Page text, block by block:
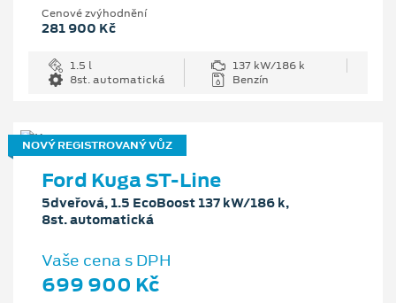
Cenové zvýhodnění
281 900 Kč
1.5 l
137 kW/186 k
8st. automatická
Benzín
NOVÝ REGISTROVANÝ VŮZ
Ford Kuga ST-Line
5dveřová, 1.5 EcoBoost 137 kW/186 k,
8st. automatická
Vaše cena s DPH
699 900 Kč